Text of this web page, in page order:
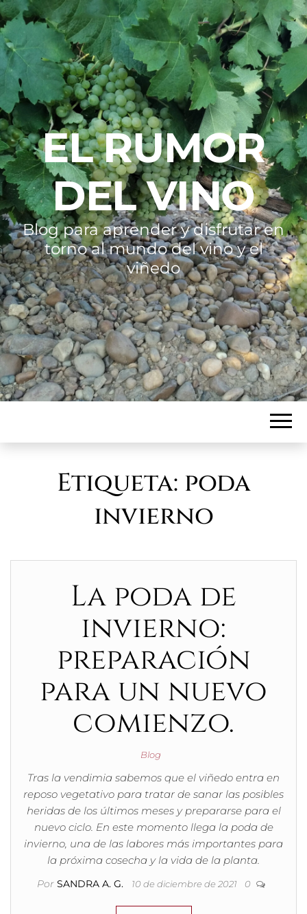
EL RUMOR
DEL VINO
Blog para aprender y disfrutar en
torno al mundo del vino y el
viñedo
Etiqueta: poda
invierno
La poda de
invierno:
preparación
para un nuevo
comienzo.
Blog
Tras la vendimia sabemos que el viñedo entra en
reposo vegetativo para tratar de sanar las posibles
heridas de los últimos meses y prepararse para el
nuevo ciclo. En este momento llega la poda de
invierno, una de las labores más importantes para
la próxima cosecha y la vida de la planta.
Por SANDRA A. G. 10 de diciembre de 2021 0